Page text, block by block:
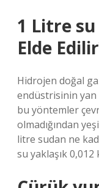
1 Litre
Elde
Hidrojen doğal
endüstrisinin yan
bu yöntemler
olmadığından
litre sudan ne
su yaklaşık